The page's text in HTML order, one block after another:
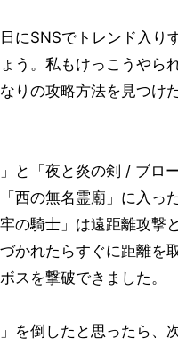
にSNSでトレンド入
う。私もけっこうやら
りの攻略方法を見つけ
と「夜と炎の剣 / ブロ
西の無名霊廟」に入っ
の騎士」は遠距離攻撃
かれたらすぐに距離を
スを撃破できました。
を倒したと思ったら、